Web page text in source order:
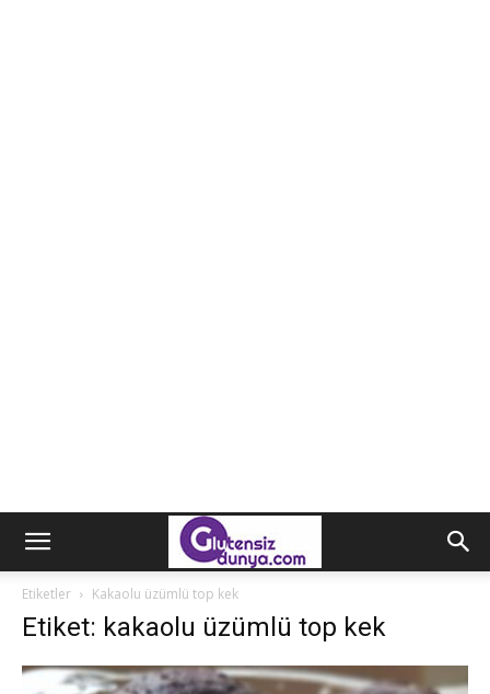
Etiketler Kakaolu üzümlü top kek
Etiket: kakaolu üzümlü top kek